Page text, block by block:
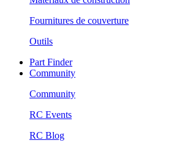
Fournitures de couverture
Outils
Part Finder
Community
Community
RC Events
RC Blog